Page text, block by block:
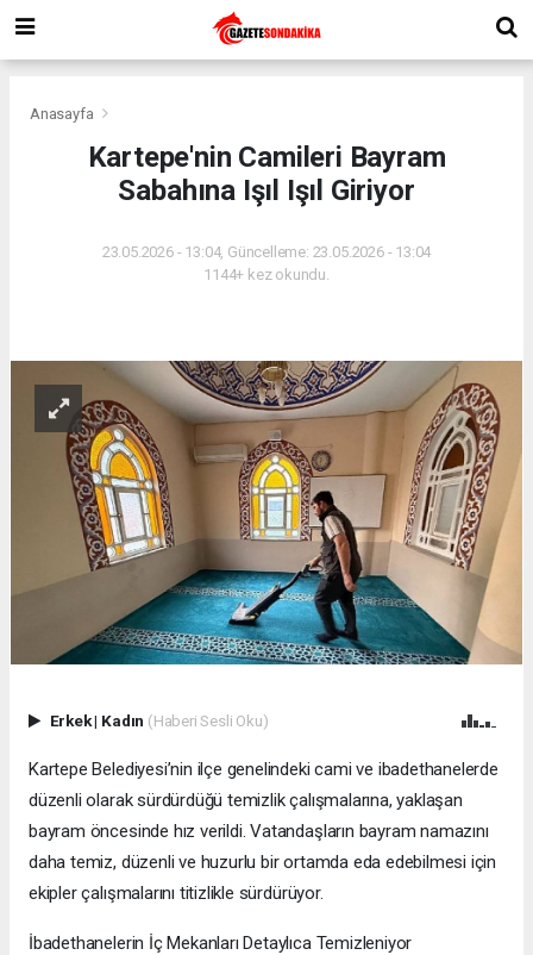
Anasayfa
Kartepe'nin Camileri Bayram
Sabahına Işıl Işıl Giriyor
23.05.2026 - 13:04, Güncelleme: 23.05.2026 - 13:04
1144+ kez okundu.
Erkek| Kadın (Haberi Sesli Oku)
Kartepe Belediyesi’nin ilçe genelindeki cami ve ibadethanelerde
düzenli olarak sürdürdüğü temizlik çalışmalarına, yaklaşan
bayram öncesinde hız verildi. Vatandaşların bayram namazını
daha temiz, düzenli ve huzurlu bir ortamda eda edebilmesi için
ekipler çalışmalarını titizlikle sürdürüyor.
İbadethanelerin İç Mekanları Detaylıca Temizleniyor